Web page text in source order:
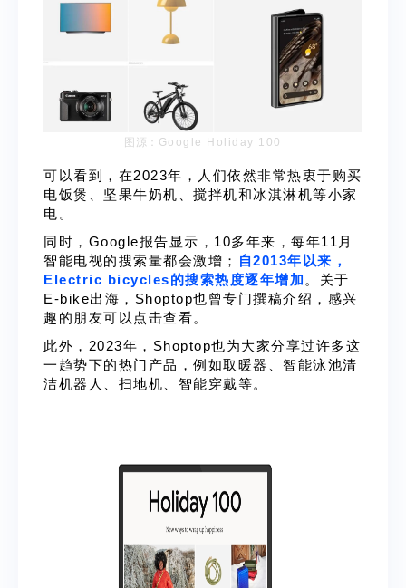
图源： Google Holiday 100
可以看到，在2023年，人们依然非常热衷于购买
电饭煲、坚果牛奶机、搅拌机和冰淇淋机等小家
电。
同时，Google报告显示，10多年来，每年11月
智能电视的搜索量都会激增； 自2013年以来，
Electric bicycles的搜索热度逐年增加 。关于
E-bike出海 ，Shoptop也曾专门撰稿介绍，感兴
趣的朋友可以点击查看。
此外，2023年，Shoptop也为大家分享过许多这
一趋势下的热门产品，例如取暖器
智能泳池清
洁机器人
扫地机 智能穿戴等。